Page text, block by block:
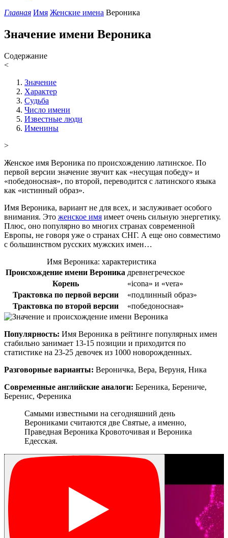
Главная Имя Женские имена Вероника
Значение имени Вероника
Содержание
<
Значение
Характер
Судьба
Число имени
Известные люди
Именины
>
Женское имя Вероника по происхождению латинское. По
первой версии значение звучит как «несущая победу» и
«победоносная», по второй, переводится с латинского языка
как «истинный образ».
Имя Вероника, вариант не для всех, и заслуживает особого
внимания. Это женское имя имеет очень сильную энергетику.
Плюс, оно популярно во многих странах современной
Европы, не говоря уже о странах СНГ. А еще оно совместимо
с большинством русских мужских имен…
Имя Вероника: характеристика
Происхождение имени Вероника древнегреческое
Корень
«icona» и «vera»
Трактовка по первой версии
«подлинный образ»
Трактовка по второй версии
«победоносная»
Популярность: Имя Вероника в рейтинге популярных имен
стабильно занимает 13-15 позиции и приходится по
статистике на 23-25 девочек из 1000 новорожденных.
Разговорные варианты: Вероничка, Вера, Веруня, Ника
Современные английские аналоги: Береника, Берениче,
Беренис, Ференика
Самыми известными на сегодняшний день
Верониками считаются две Святые, а именно,
Праведная Вероника Кровоточивая и Вероника
Едесская.